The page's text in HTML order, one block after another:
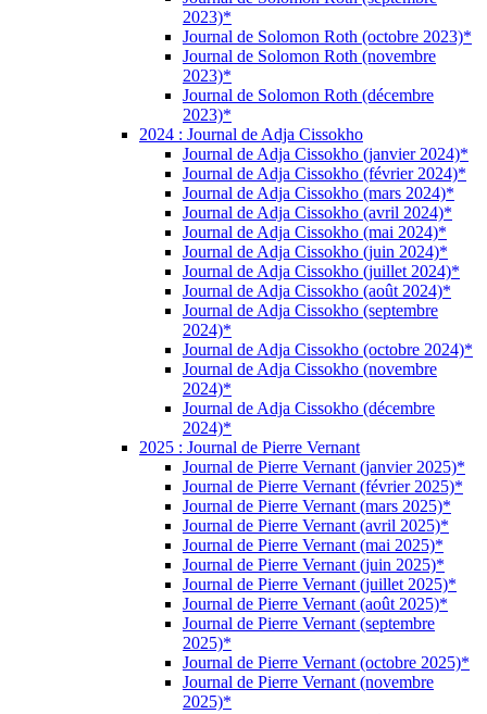
2023)*
Journal de Solomon Roth (octobre 2023)*
Journal de Solomon Roth (novembre
2023)*
Journal de Solomon Roth (décembre
2023)*
2024 : Journal de Adja Cissokho
Journal de Adja Cissokho (janvier 2024)*
Journal de Adja Cissokho (février 2024)*
Journal de Adja Cissokho (mars 2024)*
Journal de Adja Cissokho (avril 2024)*
Journal de Adja Cissokho (mai 2024)*
Journal de Adja Cissokho (juin 2024)*
Journal de Adja Cissokho (juillet 2024)*
Journal de Adja Cissokho (août 2024)*
Journal de Adja Cissokho (septembre
2024)*
Journal de Adja Cissokho (octobre 2024)*
Journal de Adja Cissokho (novembre
2024)*
Journal de Adja Cissokho (décembre
2024)*
2025 : Journal de Pierre Vernant
Journal de Pierre Vernant (janvier 2025)*
Journal de Pierre Vernant (février 2025)*
Journal de Pierre Vernant (mars 2025)*
Journal de Pierre Vernant (avril 2025)*
Journal de Pierre Vernant (mai 2025)*
Journal de Pierre Vernant (juin 2025)*
Journal de Pierre Vernant (juillet 2025)*
Journal de Pierre Vernant (août 2025)*
Journal de Pierre Vernant (septembre
2025)*
Journal de Pierre Vernant (octobre 2025)*
Journal de Pierre Vernant (novembre
2025)*